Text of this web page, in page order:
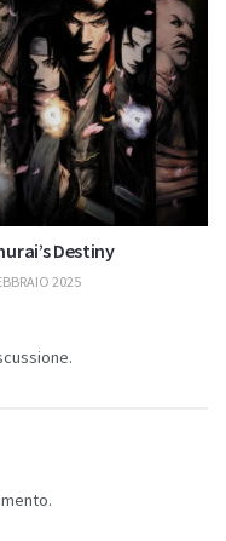
Destiny
2025